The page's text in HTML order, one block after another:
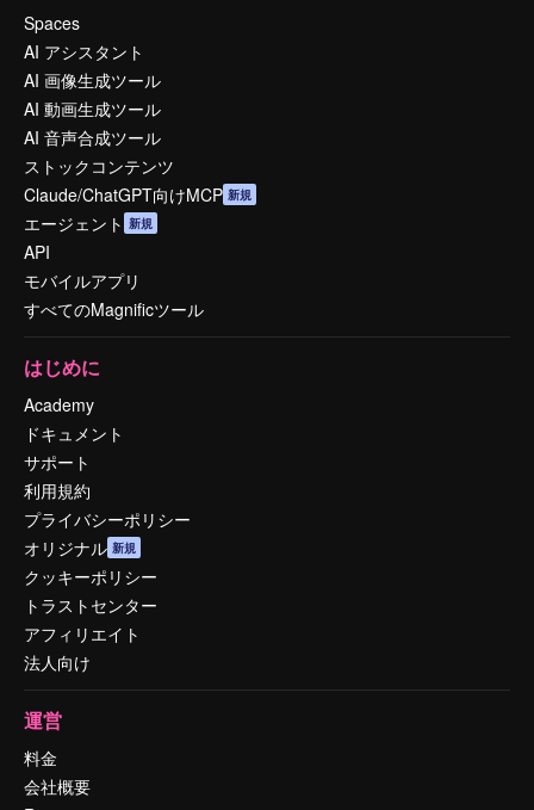
Spaces
AI アシスタント
AI 画像生成ツール
AI 動画生成ツール
AI 音声合成ツール
ストックコンテンツ
Claude/ChatGPT向けMCP 新規
エージェント 新規
API
モバイルアプリ
すべてのMagnificツール
はじめに
Academy
ドキュメント
サポート
利用規約
プライバシーポリシー
オリジナル 新規
クッキーポリシー
トラストセンター
アフィリエイト
法人向け
運営
料金
会社概要